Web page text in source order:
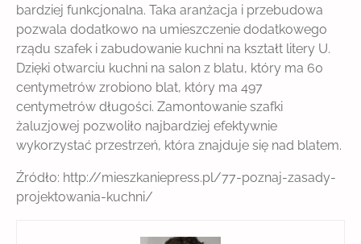
bardziej funkcjonalna. Taka aranżacja i przebudowa
pozwala dodatkowo na umieszczenie dodatkowego
rządu szafek i zabudowanie kuchni na kształt litery U.
Dzięki otwarciu kuchni na salon z blatu, który ma 60
centymetrów zrobiono blat, który ma 497
centymetrów długości. Zamontowanie szafki
żaluzjowej pozwoliło najbardziej efektywnie
wykorzystać przestrzeń, która znajduje się nad blatem.
Źródło: http://mieszkaniepress.pl/77-poznaj-zasady-
projektowania-kuchni/